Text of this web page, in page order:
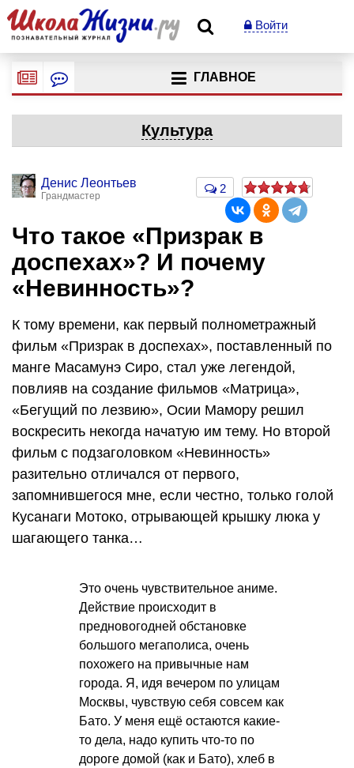
Войти
ГЛАВНОЕ
Культура
Денис Леонтьев
Грандмастер
2
Что такое «Призрак в
доспехах»? И почему
«Невинность»?
К тому времени, как первый полнометражный
фильм «Призрак в доспехах», поставленный по
манге Масамунэ Сиро, стал уже легендой,
повлияв на создание фильмов «Матрица»,
«Бегущий по лезвию», Осии Мамору решил
воскресить некогда начатую им тему. Но второй
фильм с подзаголовком «Невинность»
разительно отличался от первого,
запомнившегося мне, если честно, только голой
Кусанаги Мотоко, отрывающей крышку люка у
шагающего танка…
Это очень чувствительное аниме.
Действие происходит в
предновогодней обстановке
большого мегаполиса, очень
похожего на привычные нам
города. Я, идя вечером по улицам
Москвы, чувствую себя совсем как
Бато. У меня ещё остаются какие-
то дела, надо купить что-то по
дороге домой (как и Бато), хлеб в